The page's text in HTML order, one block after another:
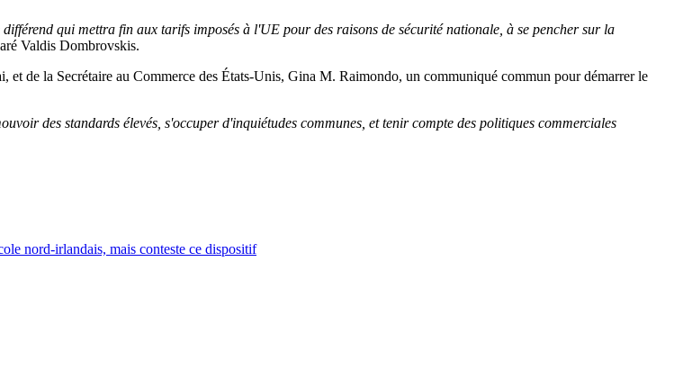
qui mettra fin aux tarifs imposés à l'UE pour des raisons de sécurité nationale, à se pencher sur la
Valdis Dombrovskis.
et de la Secrétaire au Commerce des États-Unis, Gina M. Raimondo, un communiqué commun pour démarrer le
des standards élevés, s'occuper d'inquiétudes communes, et tenir compte des politiques commerciales
nord-irlandais, mais conteste ce dispositif